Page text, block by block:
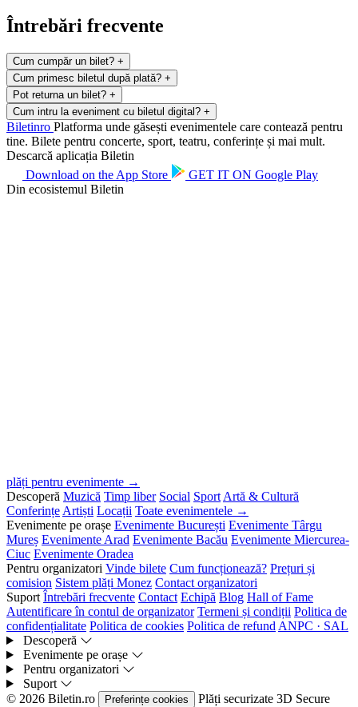
Întrebări frecvente
Cum cumpăr un bilet? +
Cum primesc biletul după plată? +
Pot returna un bilet? +
Cum intru la eveniment cu biletul digital? +
Biletinro Platforma unde găsești evenimentele care contează pentru
tine. Bilete pentru concerte, sport, teatru, conferințe și mai mult.
Descarcă aplicația Biletin
Download on the App Store GET IT ON Google Play
Din ecosistemul Biletin
plăți pentru evenimente →
Descoperă Muzică Timp liber Social Sport Artă & Cultură
Conferințe Artiști Locații Toate evenimentele →
Evenimente pe orașe Evenimente București Evenimente Târgu
Mureș Evenimente Arad Evenimente Bacău Evenimente Miercurea-
Ciuc Evenimente Oradea
Pentru organizatori Vinde bilete Cum funcționează? Prețuri și
comision Sistem plăți Monez Contact organizatori
Suport Întrebări frecvente Contact Echipă Blog Hall of Fame
Autentificare în contul de organizator Termeni și condiții Politica de
confidențialitate Politica de cookies Politica de refund ANPC · SAL
Descoperă
Evenimente pe orașe
Pentru organizatori
Suport
© 2026 Biletin.ro
Preferințe cookies Plăți securizate 3D Secure